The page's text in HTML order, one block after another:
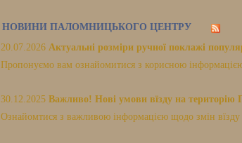
НОВИНИ ПАЛОМНИЦЬКОГО ЦЕНТРУ
20.07.2026 Актуальні розміри ручної поклажі
Пропонуємо вам ознайомитися з корисною
30.12.2025 Важливо! Нові умови вїзду на територію
Ознайомтися з важливою інформацією щодо змін вїзду